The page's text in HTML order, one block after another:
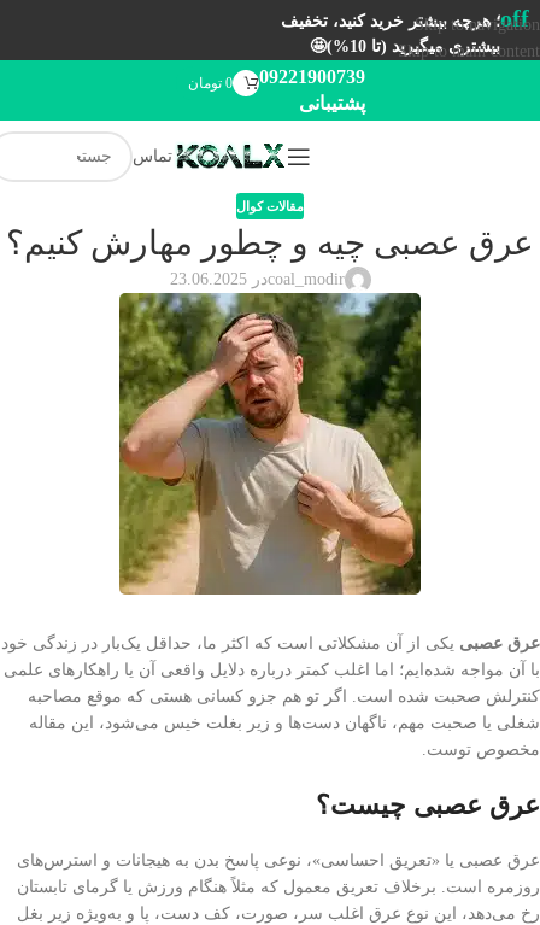
Skip to navigation
Skip to main content
off؛ هرچه بیشتر خرید کنید، تخفیف
بیشتری میگیرید (تا 10%)🤩
09221900739
پشتیبانی
0 تومان
تماس
مقالات کوال
عرق عصبی چیه و چطور مهارش کنیم؟
coal_modirدر 23.06.2025
عرق عصبی یکی از آن مشکلاتی است که اکثر ما، حداقل یک‌بار در زندگی خود
با آن مواجه شده‌ایم؛ اما اغلب کمتر درباره دلایل واقعی آن یا راهکارهای علمی
کنترلش صحبت شده است. اگر تو هم جزو کسانی هستی که موقع مصاحبه‌
شغلی یا صحبت مهم، ناگهان دست‌ها و زیر بغلت خیس می‌شود، این مقاله
مخصوص توست.
عرق عصبی چیست؟
عرق عصبی یا «تعریق احساسی»، نوعی پاسخ بدن به هیجانات و استرس‌های
روزمره است. برخلاف تعریق معمول که مثلاً هنگام ورزش یا گرمای تابستان
رخ می‌دهد، این نوع عرق اغلب سر، صورت، کف دست، پا و به‌ویژه زیر بغل